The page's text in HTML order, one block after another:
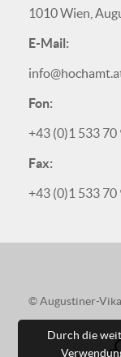
1010 Wien,
E-Mail:
Fon:
+43 (0)1 533 70
Fax:
+43 (0)1 533 70
© Augustiner-
Durch die